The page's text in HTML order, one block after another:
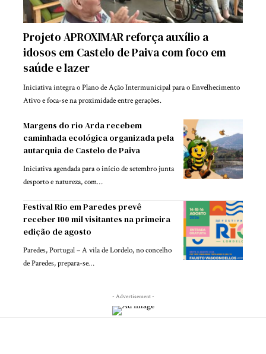
Projeto APROXIMAR reforça auxílio a
idosos em Castelo de Paiva com foco em
saúde e lazer
Iniciativa integra o Plano de Ação Intermunicipal para o Envelhecimento
Ativo e foca-se na proximidade entre gerações.
Margens do rio Arda recebem
caminhada ecológica organizada pela
autarquia de Castelo de Paiva
Iniciativa agendada para o início de setembro junta
desporto e natureza, com…
Festival Rio em Paredes prevê
receber 100 mil visitantes na primeira
edição de agosto
Paredes, Portugal – A vila de Lordelo, no concelho
de Paredes, prepara-se…
- Advertisement -